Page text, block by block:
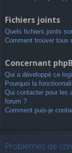
Fichiers joints
Quels fichiers joints
Comment trouver tous
Concernant
Qui a développé ce
Pourquoi la
Qui contacter pour les
forum ?
Comment puis-je
Problèmes de